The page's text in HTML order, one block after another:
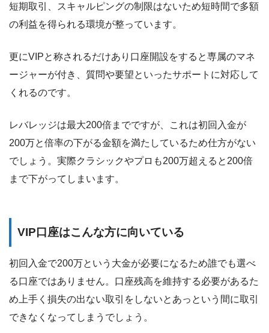
短期取引、スキャルピングの制限はないため短時間で多額
の利益を得られる環境が整っています。
更にVIPと称されるだけあり口座開設をすると専属のマネ
ージャーが付き、質問や要望といったサポートに対応して
くれるのです。
レバレッジは最大200倍までですが、これは初回入金が
200万と倍率の下がる金額を満たしているため仕方がない
でしょう。実際クラシックやプロも200万超えると200倍
まで下がってしまいます。
VIP口座はこんな方に向いている
初回入金で200万という大金が必要になるため誰でも選べ
る口座ではありません。口座残高を維持する必要があるた
め上手く損失の出ない取引をしないとあっという間に取引
できなくなってしまうでしょう。